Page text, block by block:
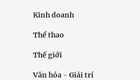
Kinh doanh
Thể thao
Thế giới
Văn hóa - Giải trí